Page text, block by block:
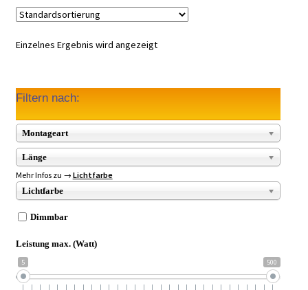
Einzelnes Ergebnis wird angezeigt
Filtern nach:
Montageart
Länge
Mehr Infos zu → Lichtfarbe
Lichtfarbe
Dimmbar
Leistung max. (Watt)
5 500